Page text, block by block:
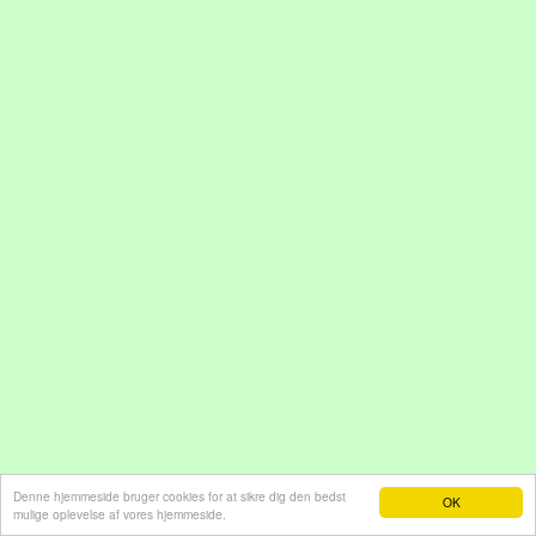
OK
Denne hjemmeside bruger cookies for at sikre dig den bedst
mulige oplevelse af vores hjemmeside.
Hjemmeside fra e-hjemmeside.dk